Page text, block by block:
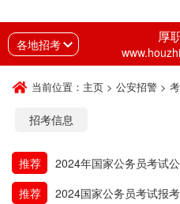
各地招考 厚
当前位置： 主页 > 公安招警 >
招考信息
推荐
2024年国家公务员考试
推荐
2024国家公务员考试报